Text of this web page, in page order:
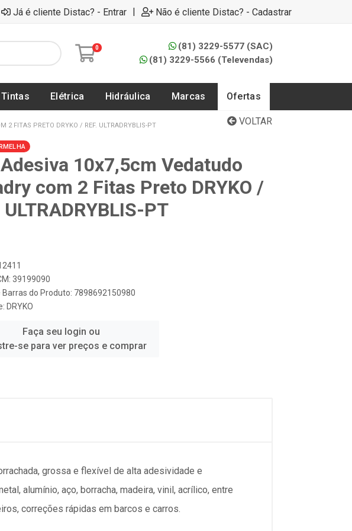
Já é cliente Distac? - Entrar | Não é cliente Distac? - Cadastrar
0
(81) 3229-5577 (SAC)
(81) 3229-5566 (Televendas)
Tintas Elétrica Hidráulica Marcas Ofertas
VOLTAR
2 FITAS PRETO DRYKO / REF. ULTRADRYBLIS-PT
10x7,5cm Vedatudo
com 2 Fitas Preto DRYKO /
ULTRADRYBLIS-PT
39199090
Barras do Produto: 7898692150980
DRYKO
Faça seu login ou
se para ver preços e comprar
grossa e flexível de alta adesividade e
alumínio, aço, borracha, madeira, vinil, acrílico, entre
correções rápidas em barcos e carros.